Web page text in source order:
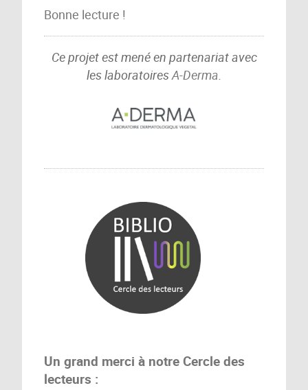
Bonne lecture !
Ce projet est mené en partenariat avec
les laboratoiresA-Derma.
Un grand merci à notre Cercle des
lecteurs :